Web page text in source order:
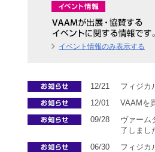
イベント情報のみ表示する
12/21
フィジカ
12/01
VAAMを
09/28
ヴァーム
了しまし
06/30
フィジカ